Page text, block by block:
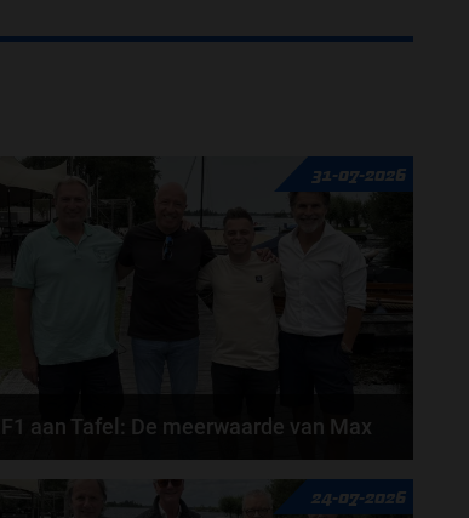
31-07-2026
F1 aan Tafel: De meerwaarde van Max
Geen enkele sensor kan wat Max Verstappen voelt,
Formule 1-CEO Stefano Domenicali zorgt voor...24-07-2026